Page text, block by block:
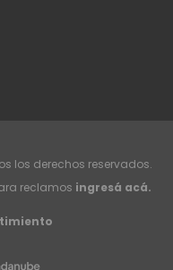
los derechos reservados.
reclamos ingresá acá.